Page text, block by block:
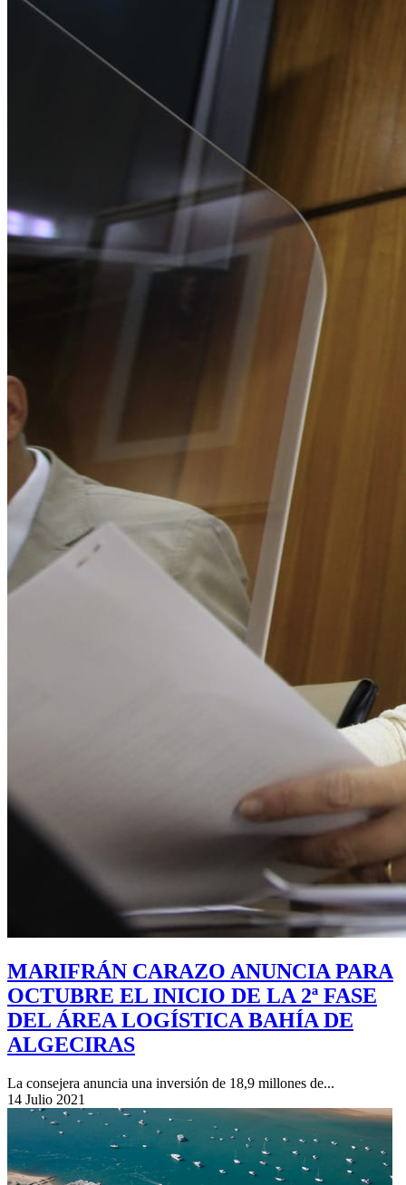
MARIFRÁN CARAZO ANUNCIA PARA
OCTUBRE EL INICIO DE LA 2ª FASE
DEL ÁREA LOGÍSTICA BAHÍA DE
ALGECIRAS
La consejera anuncia una inversión de 18,9 millones de...
14 Julio 2021